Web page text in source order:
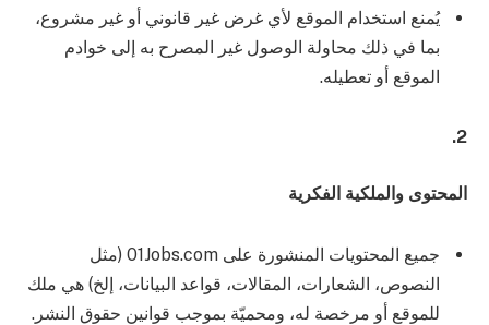
يُمنع استخدام الموقع لأي غرض غير قانوني أو غير مشروع،
بما في ذلك محاولة الوصول غير المصرح به إلى خوادم
الموقع أو تعطيله.
2.
المحتوى والملكية الفكرية
جميع المحتويات المنشورة على 01Jobs.com (مثل
النصوص، الشعارات، المقالات، قواعد البيانات، إلخ) هي ملك
للموقع أو مرخصة له، ومحميّة بموجب قوانين حقوق النشر.